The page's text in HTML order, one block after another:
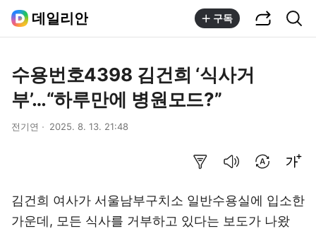
데일리안 구독
수용번호4398 김건희 ‘식사거
부’…“하루만에 병원모드?”
전기연 2025. 8. 13. 21:48
김건희 여사가 서울남부구치소 일반수용실에 입소한
가운데, 모든 식사를 거부하고 있다는 보도가 나왔